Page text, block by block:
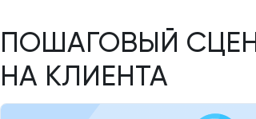
ПОШАГОВЫЙ
НА КЛИЕНТА